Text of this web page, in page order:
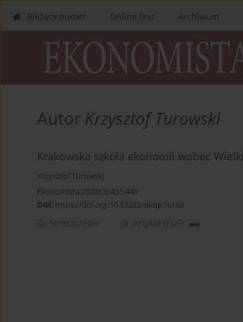
Bieżący numer Online first Archiwum
Autor Krzysztof Turowski
Krakowska szkoła ekonomii wobec
Krzysztof Turowski
Ekonomista 2020;(3):431-449
DOI: https://doi.org/10.52335/dvqp.te169
Streszczenie Artykuł (PDF)